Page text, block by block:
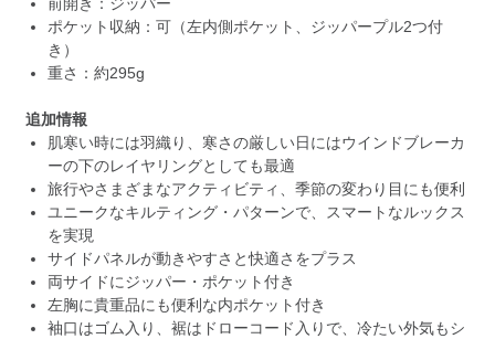
ポケット収納：可（左内側ポケット、ジッパープル2つ付
き）
重さ：約295g
追加情報
肌寒い時には羽織り、寒さの厳しい日にはウインドブレーカ
ーの下のレイヤリングとしても最適
旅行やさまざまなアクティビティ、季節の変わり目にも便利
ユニークなキルティング・パターンで、スマートなルックス
を実現
サイドパネルが動きやすさと快適さをプラス
両サイドにジッパー・ポケット付き
左胸に貴重品にも便利な内ポケット付き
袖口はゴム入り、裾はドローコード入りで、冷たい外気もシ